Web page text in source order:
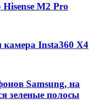
M2 Pro
камера Insta360 X4
Samsung, на
зеленые полосы